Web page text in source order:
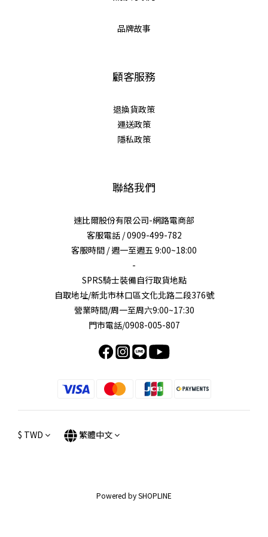
品牌故事
顧客服務
退換貨政策
運送政策
隱私政策
聯絡我們
速比爾股份有限公司-網路電商部
客服電話 / 0909-499-782
客服時間 / 週一至週五 9:00~18:00
-
SPRS騎士裝備自行取貨地點
自取地址/新北市林口區文化北路二段376號
營業時間/周一至周六9:00~17:30
門市電話/0908-005-807
$ TWD 繁體中文
Powered by SHOPLINE